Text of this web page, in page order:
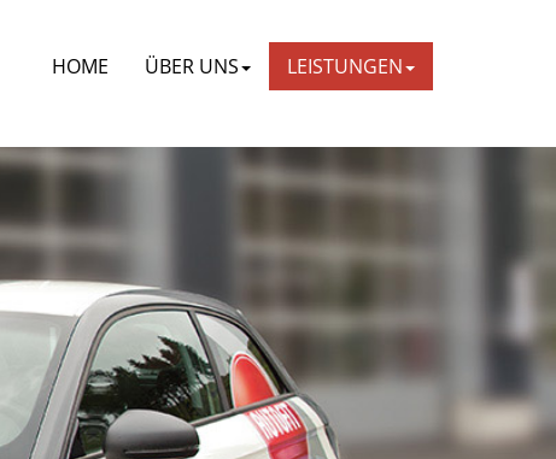
HOME ÜBER UNS LEISTUNGEN